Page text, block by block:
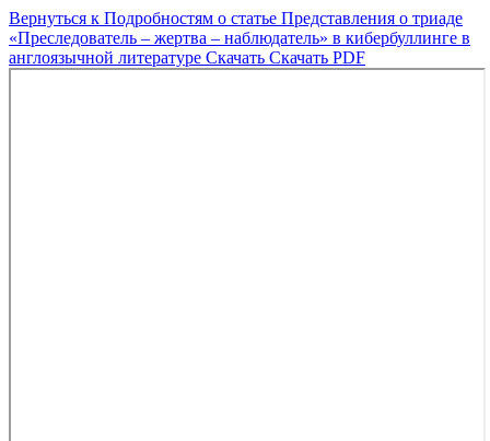
Вернуться к Подробностям о статье Представления о триаде
«Преследователь – жертва – наблюдатель» в кибербуллинге в
англоязычной литературе Скачать Скачать PDF